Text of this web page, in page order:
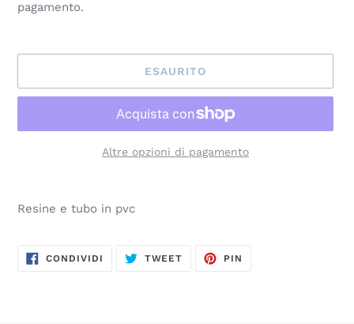
pagamento.
ESAURITO
Altre opzioni di pagamento
del
carrello
Resine e tubo in pvc
CONDIVIDI CONDIVIDITWEET TWITTA PIN